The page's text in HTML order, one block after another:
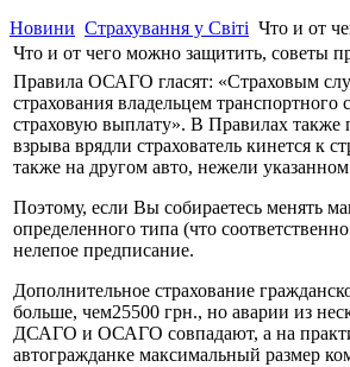
Новини Страхування у Світі Что и от
Что и от чего можно защитить, советы
Правила ОСАГО гласят: «Страховым
страхования владельцем
страховую выплату». В Правилах также
взрыва врядли страхователь кинется
также на другом авто, нежели
Поэтому, если Вы собираетесь менять
определенного типа (что
нелепое предписание.
Дополнительное страхование
больше, чем25500 грн., но аварии из
ДСАГО и ОСАГО совпадают, а на
автогражданке максимальный размер